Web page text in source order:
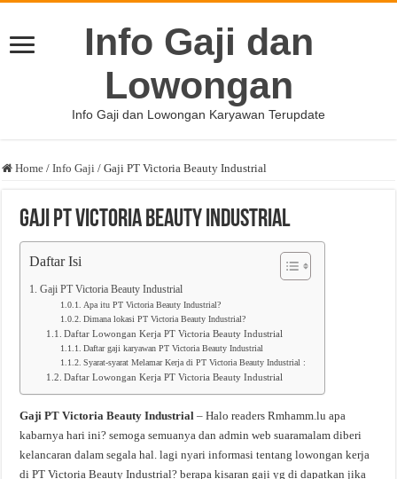
Info Gaji dan
Lowongan
Info Gaji dan Lowongan Karyawan Terupdate
Home / Info Gaji / Gaji PT Victoria Beauty Industrial
Gaji PT Victoria Beauty Industrial
Daftar Isi
Gaji PT Victoria Beauty Industrial
Apa itu PT Victoria Beauty Industrial?
Dimana lokasi PT Victoria Beauty Industrial?
Daftar Lowongan Kerja PT Victoria Beauty Industrial
Daftar gaji karyawan PT Victoria Beauty Industrial
Syarat-syarat Melamar Kerja di PT Victoria Beauty Industrial :
Daftar Lowongan Kerja PT Victoria Beauty Industrial
Gaji PT Victoria Beauty Industrial– Halo readers Rmhamm.lu apa
kabarnya hari ini? semoga semuanya dan admin web suaramalam diberi
kelancaran dalam segala hal. lagi nyari informasi tentang lowongan kerja
di PT Victoria Beauty Industrial? berapa kisaran gaji yg di dapatkan jika